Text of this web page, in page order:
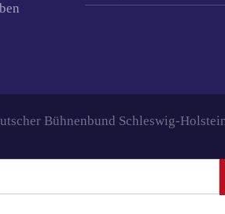
Bühnenbund Schleswig-